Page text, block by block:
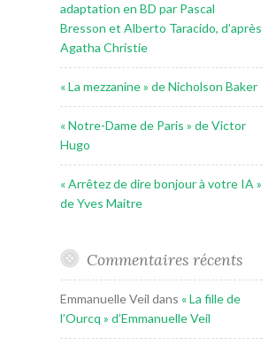
adaptation en BD par Pascal
Bresson et Alberto Taracido, d’après
Agatha Christie
« La mezzanine » de Nicholson Baker
« Notre-Dame de Paris » de Victor
Hugo
« Arrêtez de dire bonjour à votre IA »
de Yves Maitre
Commentaires récents
Emmanuelle Veil dans « La fille de
l’Ourcq » d’Emmanuelle Veil